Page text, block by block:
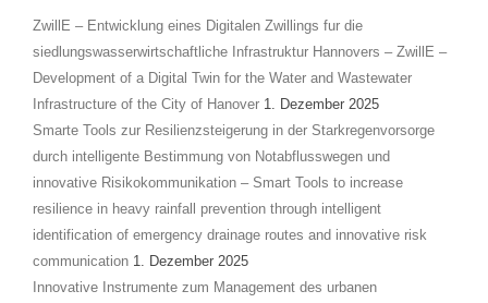
ZwillE – Entwicklung eines Digitalen Zwillings fur die
siedlungswasserwirtschaftliche Infrastruktur Hannovers – ZwillE –
Development of a Digital Twin for the Water and Wastewater
Infrastructure of the City of Hanover 1. Dezember 2025
Smarte Tools zur Resilienzsteigerung in der Starkregenvorsorge
durch intelligente Bestimmung von Notabflusswegen und
innovative Risikokommunikation – Smart Tools to increase
resilience in heavy rainfall prevention through intelligent
identification of emergency drainage routes and innovative risk
communication 1. Dezember 2025
Innovative Instrumente zum Management des urbanen